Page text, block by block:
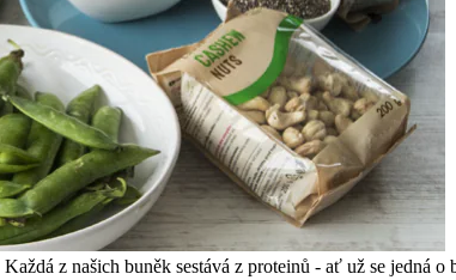
z našich buněk sestává z proteinů - ať už se jedná o